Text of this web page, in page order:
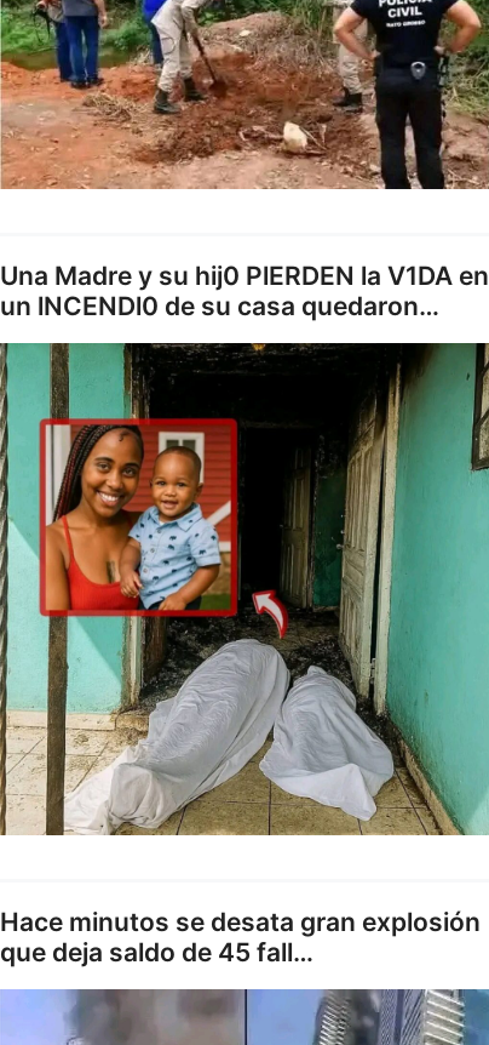
Una Madre y su hij0 PlERDEN la V1DA en
un lNCENDl0 de su casa quedaron…
Hace minutos se desata gran explosión
que deja saldo de 45 fall…